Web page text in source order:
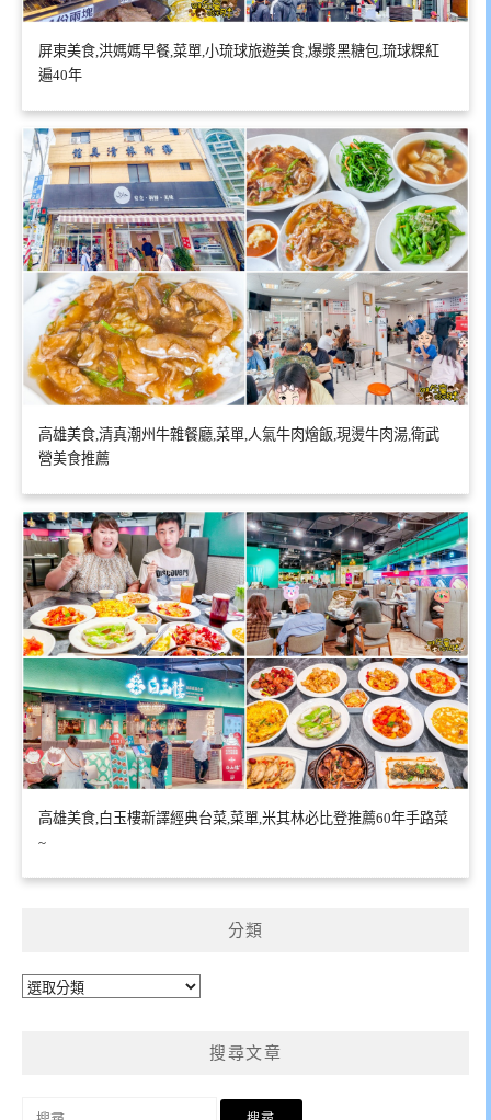
屏東美食,洪媽媽早餐,菜單,小琉球旅遊美食,爆漿黑糖包,琉球粿紅
遍40年
高雄美食,清真潮州牛雜餐廳,菜單,人氣牛肉燴飯,現燙牛肉湯,衛武
營美食推薦
高雄美食,白玉樓新譯經典台菜,菜單,米其林必比登推薦60年手路菜
~
分類
分
搜尋文章